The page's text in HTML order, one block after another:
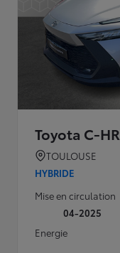
Toyota C-HR
TOULOUSE
HYBRIDE
Mise en circulation
04-2025
Energie